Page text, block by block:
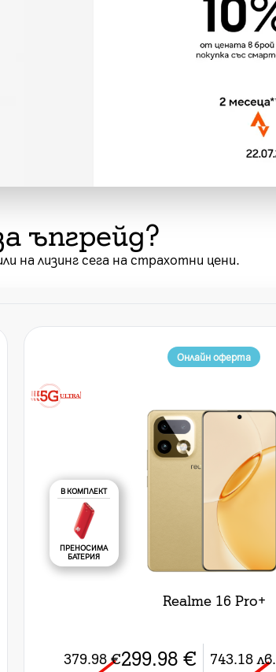
ъпгрейд?
на лизинг сега на страхотни цени.
Онлайн оферта
В КОМПЛЕКТ
ПРЕНОСИМА
БАТЕРИЯ
Realme 16 Pro+
379.98 €299.98 € 743.18 лв.